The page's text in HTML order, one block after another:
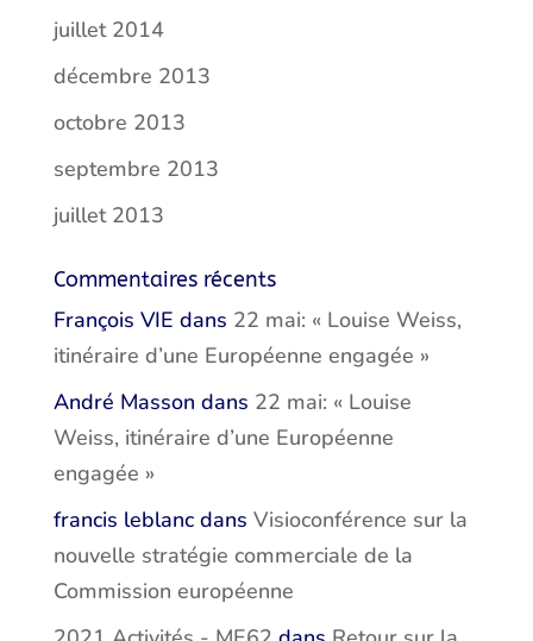
juillet 2014
décembre 2013
octobre 2013
septembre 2013
juillet 2013
Commentaires récents
François VIE dans 22 mai: « Louise Weiss,
itinéraire d’une Européenne engagée »
André Masson dans 22 mai: « Louise
Weiss, itinéraire d’une Européenne
engagée »
francis leblancdans Visioconférence sur la
nouvelle stratégie commerciale de la
Commission européenne